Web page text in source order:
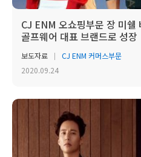
CJ ENM 오쇼핑부문 장 미쉘
골프웨어 대표 브랜드로 성장
보도자료
CJ ENM 커머스부문
2020.09.24